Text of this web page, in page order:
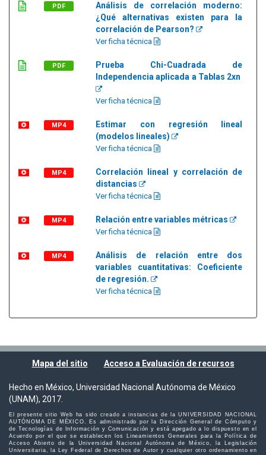
PDF
Análisis de correlación moderno:
¿Qué alternativas existen para la
correlación de Pearson?
Ver ficha técnica
PDF
Prueba Chi-Cuadrada de
Independencia aplicada a Tablas 2xn
Ver ficha técnica
MP4
Estimar con regresión lineal
(modelos lineales)
Ver ficha técnica
MP4
Correlación lineal y correlación de
distancias
Ver ficha técnica
MP4 Relación entre variables métricas
Ver ficha técnica
MP4
Análisis de relación entre dos
variables cuantitativas: Coeficiente
de regresión.
Ver ficha técnica
Mapa del sitio Acceso a Evaluación de recursos
Hecho en México, Universidad Nacional Autónoma de México
(UNAM), 2017.
El presente sitio Web ha sido creado a instancias de la UNIVERSIDAD NACIONAL
AUTÓNOMA DE MÉXICO. Es administrado por la Dirección General de Cómputo y
de Tecnologías de Información y Comunicación y está apegado a lo dispuesto en el
Acuerdo por el que se establecen los Lineamientos Generales para la Política de
Acceso Abierto de la Universidad Nacional Autónoma de México, la Legislación
Universitaria, la Ley Federal de Derechos de Autor y cualquier otro ordenamiento en